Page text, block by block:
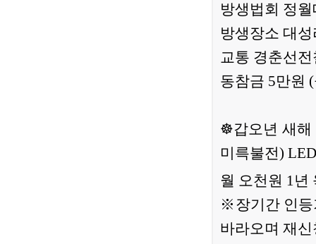
방생법회 정
방생장소 대
교통 경춘선
동참금 5만원
☸갑오년 새해
미륵불전)
월 오천원 1년
※장기간 인등
바라오며 재